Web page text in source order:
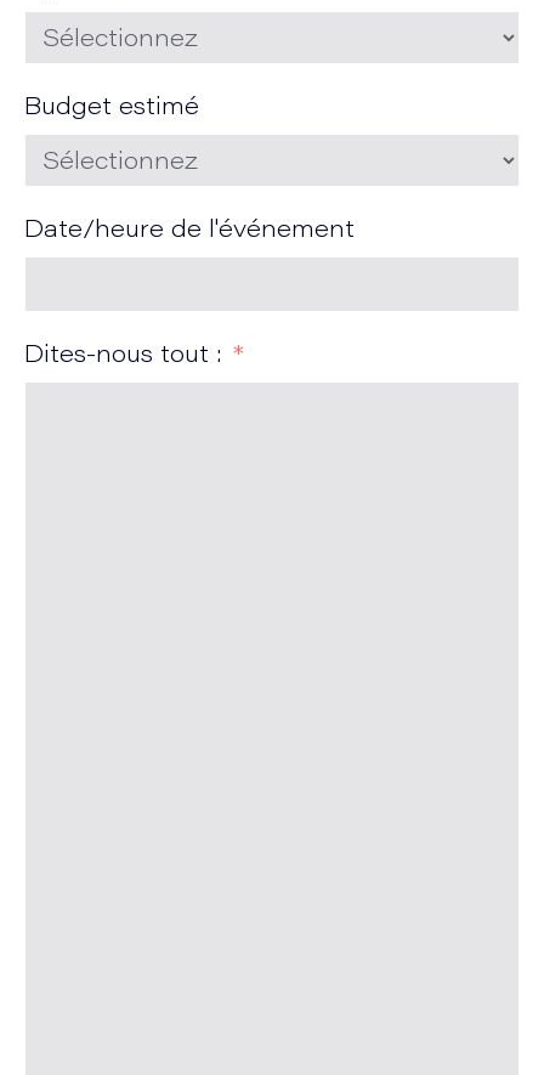
Budget estimé
Date/heure de l'événement
Dites-nous tout :